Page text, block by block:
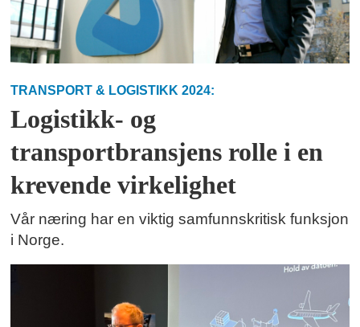
TRANSPORT & LOGISTIKK 2024:
Logistikk- og
transportbransjens rolle i en
krevende virkelighet
Vår næring har en viktig samfunnskritisk funksjon
i Norge.